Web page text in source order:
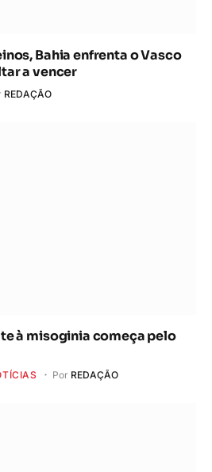
Bahia enfrenta o Vasco
a vencer
REDAÇÃO
à misoginia começa pelo
Por REDAÇÃO